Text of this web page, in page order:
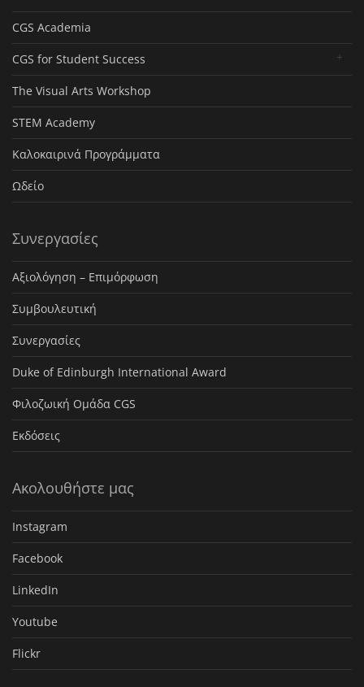
CGS Academia
CGS for Student Success
The Visual Arts Workshop
STEM Academy
Καλοκαιρινά Προγράμματα
Ωδείο
Συνεργασίες
Αξιολόγηση – Επιμόρφωση
Συμβουλευτική
Συνεργασίες
Duke of Edinburgh International Award
Φιλοζωική Ομάδα CGS
Εκδόσεις
Ακολουθήστε μας
Instagram
Facebook
LinkedIn
Youtube
Flickr